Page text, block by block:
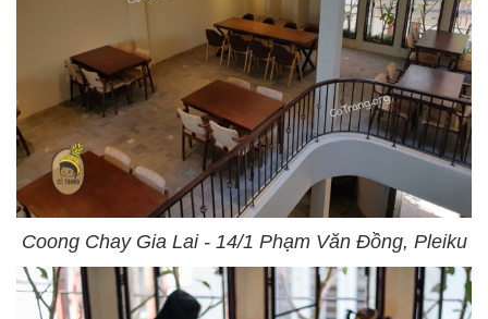
Coong Chay Gia Lai - 14/1 Phạm Văn Đồng, Pleiku